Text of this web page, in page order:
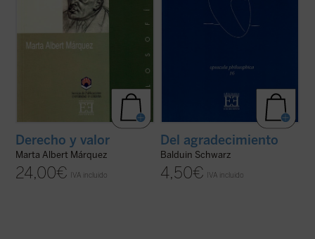
Derecho y valor
Marta Albert Márquez
24,00€ IVA incluido
Del agradecimiento
Balduin Schwarz
4,50€ IVA incluido